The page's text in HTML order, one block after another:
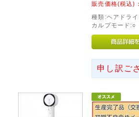
ヤマト運輸の運賃改定にとも
北(宮城県、山形県、福島県)・
分県、宮崎県、鹿児島県)への
ぜひ、ご利用くださいませ。
◇九州熊本地方を中心とす
くなられた方々に謹んでお悔
様に心よりお見舞い申し上げま
販売価格(税込)
種類:ヘアド
カルプモ
申し訳ご